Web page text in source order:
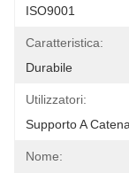
ISO9001
Caratteristica:
Durabile
Utilizzatori:
Supporto A
Nome: